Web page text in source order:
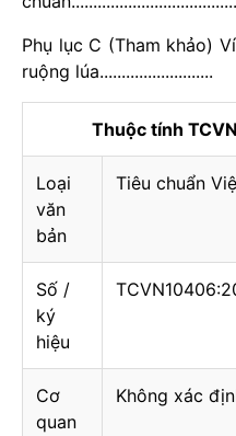
Phụ lục C (Tham khảo)
ruộng lúa..........................
Thuộc tính
Loại
văn
bản
Tiêu chuẩn
Số /
ký
hiệu
Cơ
quan
Không xác